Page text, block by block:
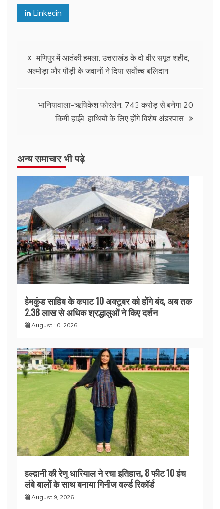
Linkedin
Post
navigation
मणिपुर में आतंकी हमला: उत्तराखंड के दो वीर सपूत शहीद,
अल्मोड़ा और पौड़ी के जवानों ने दिया सर्वोच्च बलिदान
भानियावाला-ऋषिकेश फोरलेन: 743 करोड़ से बनेगा 20
किमी हाईवे, हाथियों के लिए होंगे विशेष अंडरपास
अन्य समाचार भी पढ़े
हेमकुंड साहिब के कपाट 10 अक्टूबर को होंगे बंद, अब तक
2.38 लाख से अधिक श्रद्धालुओं ने किए दर्शन
August 10, 2026
हल्द्वानी की रेणु धारियाल ने रचा इतिहास, 8 फीट 10 इंच
लंबे बालों के साथ बनाया गिनीज वर्ल्ड रिकॉर्ड
August 9, 2026